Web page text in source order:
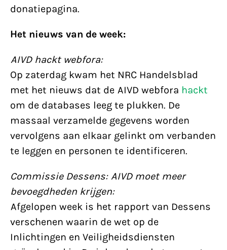
donatiepagina.
Het nieuws van de week:
AIVD hackt webfora:
Op zaterdag kwam het NRC Handelsblad
met het nieuws dat de AIVD webfora hackt
om de databases leeg te plukken. De
massaal verzamelde gegevens worden
vervolgens aan elkaar gelinkt om verbanden
te leggen en personen te identificeren.
Commissie Dessens: AIVD moet meer
bevoegdheden krijgen:
Afgelopen week is het rapport van Dessens
verschenen waarin de wet op de
Inlichtingen en Veiligheidsdiensten